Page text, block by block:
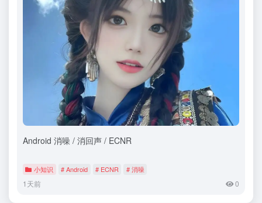
Android 消噪 / 消回声 / ECNR
小知识 # Android # ECNR # 消噪
1天前 0